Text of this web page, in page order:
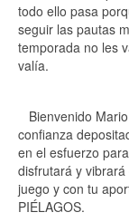
todo ello pasa
seguir las pautas
temporada no les
valía.
Bienvenido
confianza
en el esfuerzo
disfrutará y
juego y con tu
PIÉLAGOS.